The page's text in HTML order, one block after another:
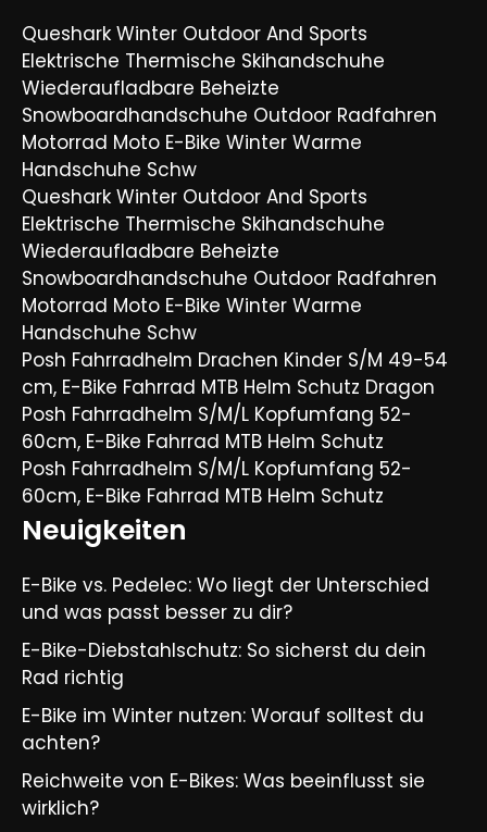
Queshark Winter Outdoor And Sports
Elektrische Thermische Skihandschuhe
Wiederaufladbare Beheizte
Snowboardhandschuhe Outdoor Radfahren
Motorrad Moto E-Bike Winter Warme
Handschuhe Schw
Queshark Winter Outdoor And Sports
Elektrische Thermische Skihandschuhe
Wiederaufladbare Beheizte
Snowboardhandschuhe Outdoor Radfahren
Motorrad Moto E-Bike Winter Warme
Handschuhe Schw
Posh Fahrradhelm Drachen Kinder S/M 49-54
cm, E-Bike Fahrrad MTB Helm Schutz Dragon
Posh Fahrradhelm S/M/L Kopfumfang 52-
60cm, E-Bike Fahrrad MTB Helm Schutz
Posh Fahrradhelm S/M/L Kopfumfang 52-
60cm, E-Bike Fahrrad MTB Helm Schutz
Neuigkeiten
E-Bike vs. Pedelec: Wo liegt der Unterschied
und was passt besser zu dir?
E-Bike-Diebstahlschutz: So sicherst du dein
Rad richtig
E-Bike im Winter nutzen: Worauf solltest du
achten?
Reichweite von E-Bikes: Was beeinflusst sie
wirklich?